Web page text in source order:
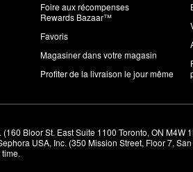
Foire aux récompenses
Rewards Bazaar™
Favoris
Magasiner dans votre magasin
Profiter de la livraison le jour même
Bloor St. East Suite 1100 Toronto, ON
USA, Inc. (350 Mission Street, Floor 7,